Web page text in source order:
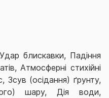
блискавки, Падіння
Атмосферні стихійні
(осідання) ґрунту,
шару, Дія води,